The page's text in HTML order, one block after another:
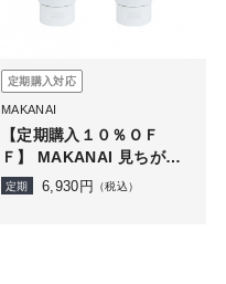
定期購入対応
MAKANAI
【定期購入１０％ＯＦ
Ｆ】 MAKANAI 見ちがえ
るトリートメント（しと
定期 6,930 円 （税込）